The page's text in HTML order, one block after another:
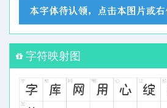
字符映射图